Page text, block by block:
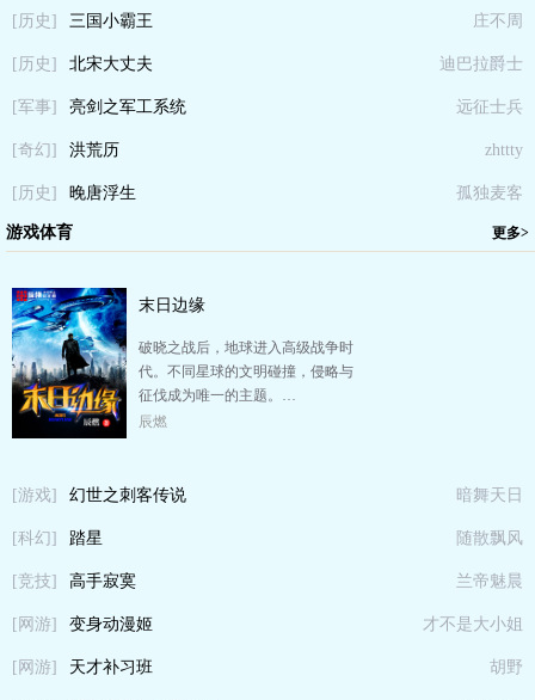
[历史] 三国小霸王 庄不周
[历史] 北宋大丈夫 迪巴拉爵士
[军事] 亮剑之军工系统 远征士兵
[奇幻] 洪荒历 zhttty
[历史] 晚唐浮生 孤独麦客
游戏体育 更多>
末日边缘
破晓之战后，地球进入高级战争时
代。不同星球的文明碰撞，侵略与
征伐成为唯一的主题。…
辰燃
[游戏] 幻世之刺客传说 暗舞天日
[科幻] 踏星 随散飘风
[竞技] 高手寂寞 兰帝魅晨
[网游] 变身动漫姬 才不是大小姐
[网游] 天才补习班 胡野